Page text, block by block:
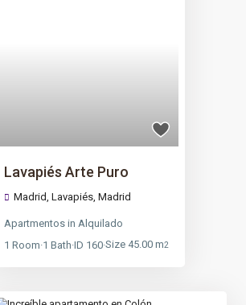
Lavapiés Arte Puro
Madrid,Lavapiés,Madrid
Apartmentos inAlquilado
1 Room·1 Bath·ID 160·Size 45.00 m2